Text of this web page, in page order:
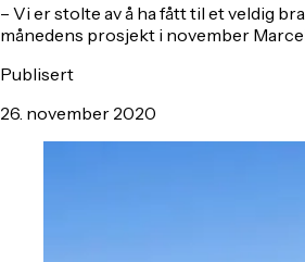
– Vi er stolte av å ha fått til et veldig
månedens prosjekt i november
Publisert
26. november 2020